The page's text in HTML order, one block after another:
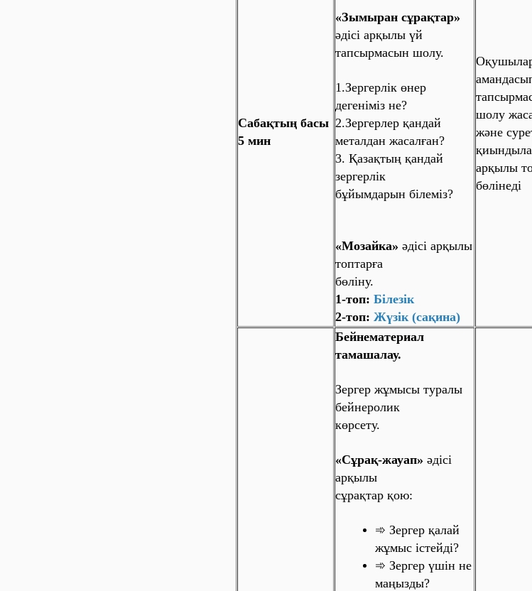
Сабақтың басы
5 мин
«Зымыран сұрақтар»
әдісі арқылы үй
тапсырмасын шолу.
1.Зергерлік өнер
дегеніміз не?
2.Зергерлер қандай
металдан жасалған?
3. Қазақтың қандай
зергерлік
бұйымдарын білеміз?
«Мозайка» әдісі арқылы
топтарға
бөліну.
1-топ: Білезік
2-топ: Жүзік (сақина)
шолу
және
арқылы
бөлінеді
Бейнематериал
тамашалау.
Зергер жұмысы туралы
бейнеролик
көрсету.
«Сұрақ-жауап» әдісі
арқылы
сұрақтар қою:
➾ Зергер қалай
жұмыс істейді?
➾ Зергер үшін не
маңызды?